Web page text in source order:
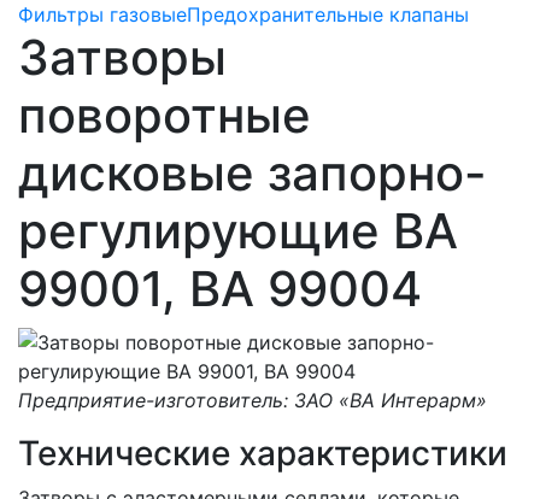
Фильтры газовыеПредохранительные клапаны
Затворы
поворотные
дисковые запорно-
регулирующие ВА
99001, ВА 99004
Предприятие-изготовитель: ЗАО «ВА Интерарм»
Технические характеристики